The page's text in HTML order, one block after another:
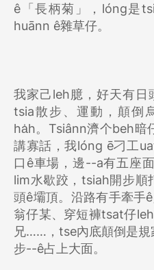
ê「長柄菊」，lóng是
huānn ê雜草仔。
我家己leh臆，好天有
tsia散步、運動，顛倒
ha̍h。Tsiânn濟个beh暗
講寡話，我lóng ē刁工
口ê車場，邊--a有五座
lim水歇跤，tsiah開步順
頭ê壩頂。沿路有手牽手
翁仔某、穿短褲tsat仔
兄……，tse內底顛倒是規
步--ê占上大面。